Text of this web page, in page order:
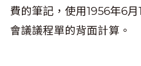
費的筆記，使用1956年6
會議議程單的背面計算。